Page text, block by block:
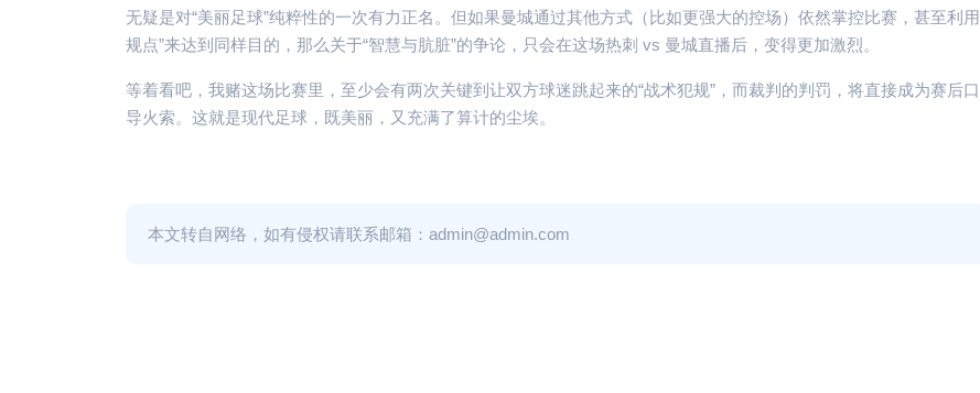
无疑是对“美丽足球”纯粹性的一次有力正名。但如果曼城通过其他方式（比如更强大的控场）依然掌控比赛，甚至利
规点”来达到同样目的，那么关于“智慧与肮脏”的争论，只会在这场热刺 vs 曼城直播后，变得更加激烈。
等着看吧，我赌这场比赛里，至少会有两次关键到让双方球迷跳起来的“战术犯规”，而裁判的判罚，将直接成为赛后
导火索。这就是现代足球，既美丽，又充满了算计的尘埃。
本文转自网络，如有侵权请联系邮箱：admin@admin.com